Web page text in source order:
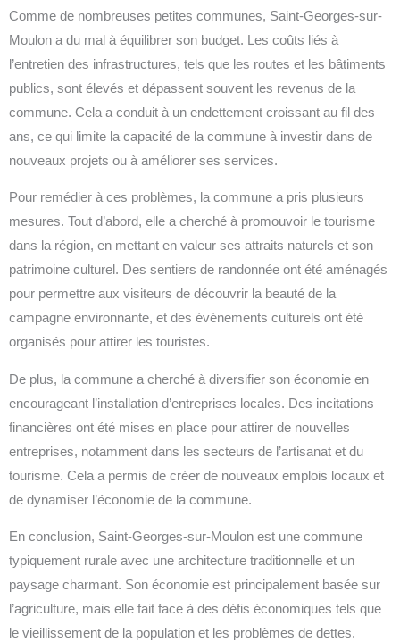
Comme de nombreuses petites communes, Saint-Georges-sur-
Moulon a du mal à équilibrer son budget. Les coûts liés à
l’entretien des infrastructures, tels que les routes et les bâtiments
publics, sont élevés et dépassent souvent les revenus de la
commune. Cela a conduit à un endettement croissant au fil des
ans, ce qui limite la capacité de la commune à investir dans de
nouveaux projets ou à améliorer ses services.
Pour remédier à ces problèmes, la commune a pris plusieurs
mesures. Tout d’abord, elle a cherché à promouvoir le tourisme
dans la région, en mettant en valeur ses attraits naturels et son
patrimoine culturel. Des sentiers de randonnée ont été aménagés
pour permettre aux visiteurs de découvrir la beauté de la
campagne environnante, et des événements culturels ont été
organisés pour attirer les touristes.
De plus, la commune a cherché à diversifier son économie en
encourageant l’installation d’entreprises locales. Des incitations
financières ont été mises en place pour attirer de nouvelles
entreprises, notamment dans les secteurs de l’artisanat et du
tourisme. Cela a permis de créer de nouveaux emplois locaux et
de dynamiser l’économie de la commune.
En conclusion, Saint-Georges-sur-Moulon est une commune
typiquement rurale avec une architecture traditionnelle et un
paysage charmant. Son économie est principalement basée sur
l’agriculture, mais elle fait face à des défis économiques tels que
le vieillissement de la population et les problèmes de dettes.